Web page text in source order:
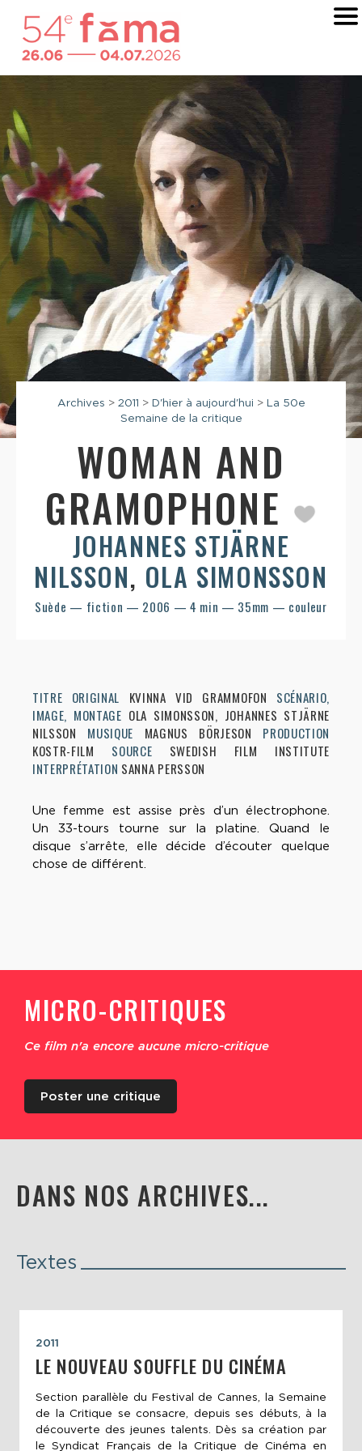
Archives > 2011 > D'hier à aujourd'hui > La 50e
Semaine de la critique
WOMAN AND
GRAMOPHONE
JOHANNES STJÄRNE
NILSSON, OLA SIMONSSON
Suède — fiction — 2006 — 4 min — 35mm — couleur
TITRE ORIGINAL KVINNA VID GRAMMOFON SCÉNARIO,
IMAGE, MONTAGE OLA SIMONSSON, JOHANNES STJÄRNE
NILSSON MUSIQUE MAGNUS BÖRJESON PRODUCTION
KOSTR-FILM SOURCE SWEDISH FILM INSTITUTE
INTERPRÉTATION SANNA PERSSON
Une femme est assise près d’un électrophone.
Un 33-tours tourne sur la platine. Quand le
disque s’arrête, elle décide d’écouter quelque
chose de différent.
MICRO-CRITIQUES
Ce film n'a encore aucune micro-critique
Poster une critique
DANS NOS ARCHIVES...
Textes
2011
LE NOUVEAU SOUFFLE DU CINÉMA
Section parallèle du Festival de Cannes, la Semaine
de la Critique se consacre, depuis ses débuts, à la
découverte des jeunes talents. Dès sa création par
le Syndicat Français de la Critique de Cinéma en